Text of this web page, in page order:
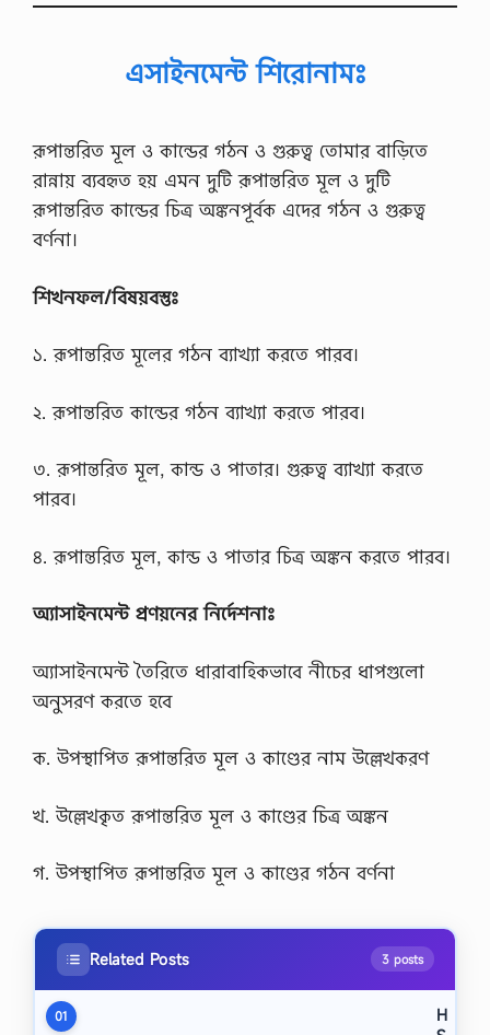
এসাইনমেন্ট শিরোনামঃ
রূপান্তরিত মূল ও কান্ডের গঠন ও গুরুত্ব তােমার বাড়িতে
রান্নায় ব্যবহৃত হয় এমন দুটি রূপান্তরিত মূল ও দুটি
রূপান্তরিত কান্ডের চিত্র অঙ্কনপূর্বক এদের গঠন ও গুরুত্ব
বর্ণনা।
শিখনফল/বিষয়বস্তুঃ
১. রূপান্তরিত মূলের গঠন ব্যাখ্যা করতে পারব।
২. রূপান্তরিত কান্ডের গঠন ব্যাখ্যা করতে পারব।
৩. রূপান্তরিত মূল, কান্ড ও পাতার। গুরুত্ব ব্যাখ্যা করতে
পারব।
৪. রূপান্তরিত মূল, কান্ড ও পাতার চিত্র অঙ্কন করতে পারব।
অ্যাসাইনমেন্ট প্রণয়নের নির্দেশনাঃ
অ্যাসাইনমেন্ট তৈরিতে ধারাবাহিকভাবে নীচের ধাপগুলাে
অনুসরণ করতে হবে
ক. উপস্থাপিত রূপান্তরিত মূল ও কাণ্ডের নাম উল্লেখকরণ
খ. উল্লেখকৃত রূপান্তরিত মূল ও কাণ্ডের চিত্র অঙ্কন
গ. উপস্থাপিত রূপান্তরিত মূল ও কাণ্ডের গঠন বর্ণনা
Related Posts 3 posts
01
H